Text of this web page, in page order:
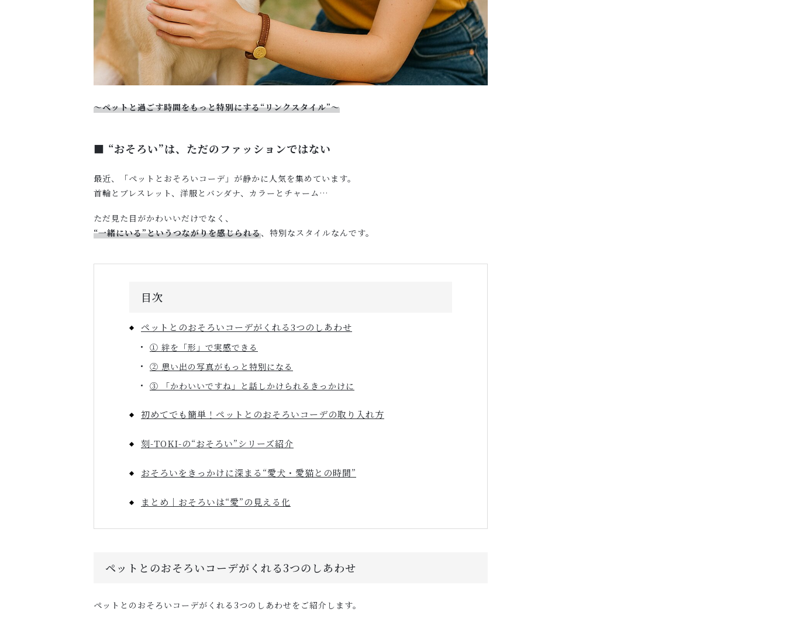
〜ペットと過ごす時間をもっと特別にする“リンクスタイル”〜
■ “おそろい”は、ただのファッションではない
最近、「ペットとおそろいコーデ」が静かに人気を集めています。
首輪とブレスレット、洋服とバンダナ、カラーとチャーム…
ただ見た目がかわいいだけでなく、
“一緒にいる”というつながりを感じられる、特別なスタイルなんです。
目次
ペットとのおそろいコーデがくれる3つのしあわせ
① 絆を「形」で実感できる
② 思い出の写真がもっと特別になる
③ 「かわいいですね」と話しかけられるきっかけに
初めてでも簡単！ペットとのおそろいコーデの取り入れ方
刻-TOKI-の“おそろい”シリーズ紹介
おそろいをきっかけに深まる“愛犬・愛猫との時間”
まとめ｜おそろいは“愛”の見える化
ペットとのおそろいコーデがくれる3つのしあわせ
ペットとのおそろいコーデがくれる3つのしあわせをご紹介します。